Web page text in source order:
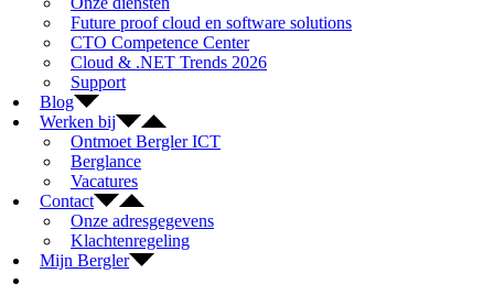
Future proof cloud en software solutions
CTO Competence Center
Cloud & .NET Trends 2026
Support
Blog
Werken bij
Ontmoet Bergler ICT
Berglance
Vacatures
Contact
Onze adresgegevens
Klachtenregeling
Mijn Bergler